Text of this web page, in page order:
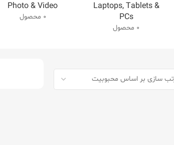
Laptops, Tablets &
PCs
0 محصول
Photo & Video
0 محصول